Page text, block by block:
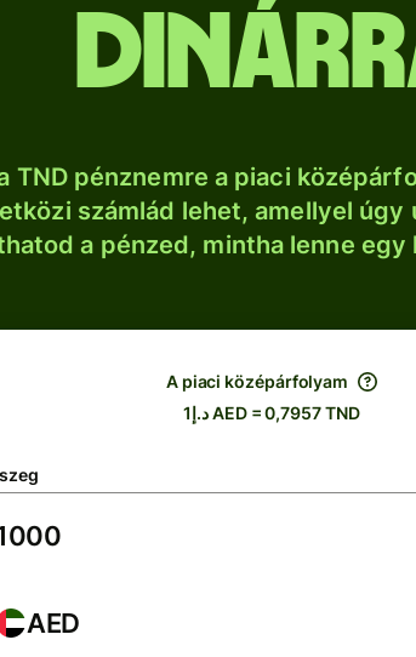
TND pénznemre a piaci
számlád lehet, amellyel
a pénzed, mintha lenne egy
A piaci középárfolyam
د.إ1 AED = 0,7957 TND
AED